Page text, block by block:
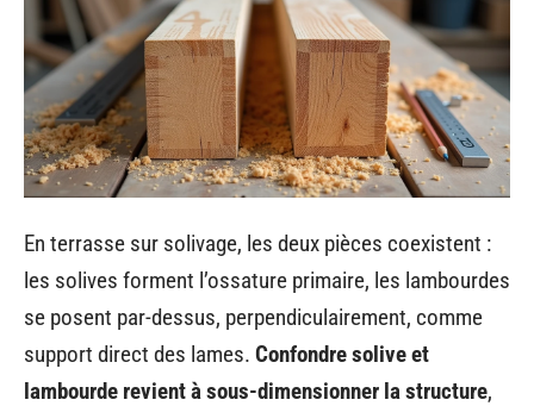
En terrasse sur solivage, les deux pièces coexistent :
les solives forment l’ossature primaire, les lambourdes
se posent par-dessus, perpendiculairement, comme
support direct des lames. Confondre solive et
lambourde revient à sous-dimensionner la structure,